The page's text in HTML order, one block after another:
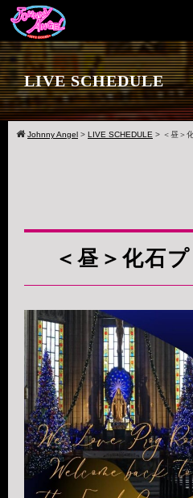
LIVE SCHEDULE
Johnny Angel > LIVE SCHEDULE > ＜昼＞
＜昼＞化石